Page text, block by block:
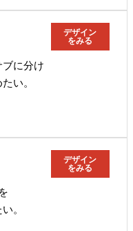
デザイン
をみる
に分け
い。
デザイン
をみる
。